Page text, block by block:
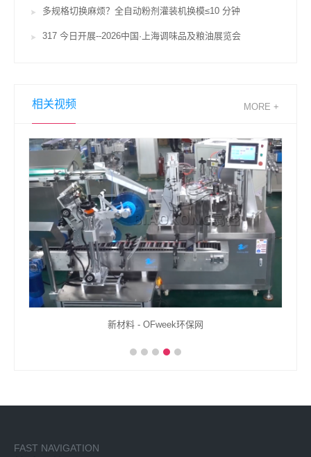
多规格切换麻烦？全自动粉剂灌装机换模≤10 分钟
317 今日开展--2026中国·上海调味品及粮油展览会
相关视频 MORE +
新材料 - OFweek环保网
FAST NAVIGATION